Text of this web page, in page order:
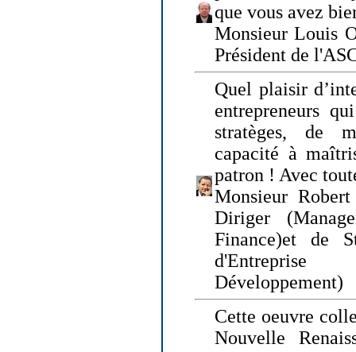
que vous avez
Monsieur Louis
Président de
Quel plaisir
entrepreneurs
stratèges, de
capacité à
patron ! Avec
Monsieur
Diriger
Finance)et de
Développement)
Cette oeuvre
Nouvelle